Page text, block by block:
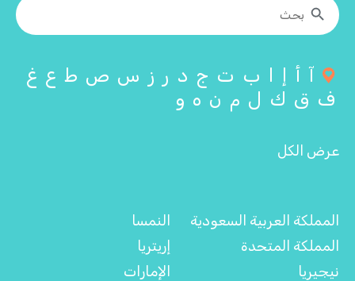
آ أ إ ا ب ت ج د ر ز س ص ط ع غ
ف ق ك ل م ن ه و
عرض الكل
المملكة العربية السعودية
المملكة المتحدة
نيجيريا
النمسا
إريتريا
الإمارات